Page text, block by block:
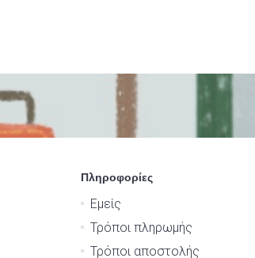
Πληροφορίες
Εμείς
Τρόποι πληρωμής
Τρόποι αποστολής